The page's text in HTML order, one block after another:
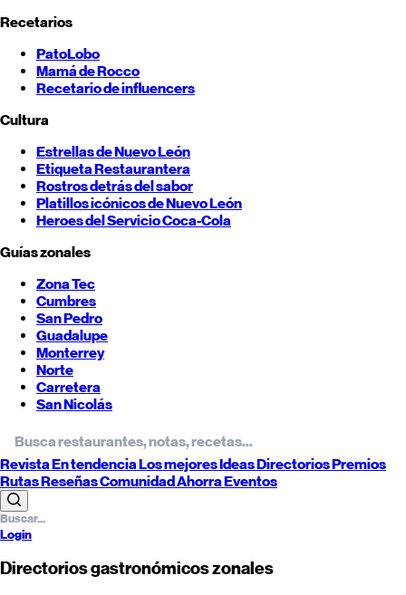
Recetarios
PatoLobo
Mamá de Rocco
Recetario de influencers
Cultura
Estrellas deNuevo León
Etiqueta Restaurantera
Rostros detrás del sabor
Platillos icónicos deNuevo León
Heroes del Servicio Coca-Cola
Guías zonales
Zona Tec
Cumbres
San Pedro
Guadalupe
Monterrey
Norte
Carretera
San Nicolás
RevistaEn tendenciaLos mejoresIdeasDirectoriosPremios
RutasReseñasComunidadAhorraEventos
Login
Directorios gastronómicos zonales